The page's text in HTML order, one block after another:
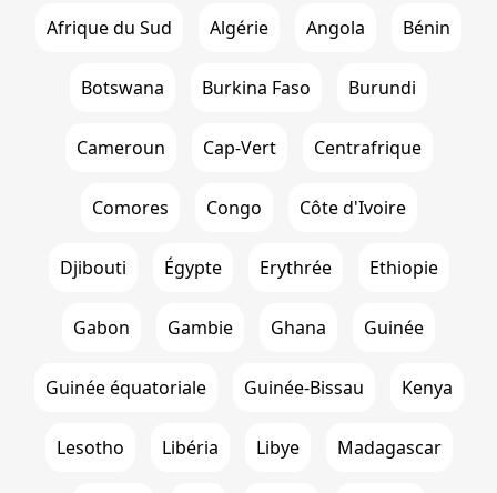
Afrique du Sud Algérie Angola Bénin
Botswana Burkina Faso Burundi
Cameroun Cap-Vert Centrafrique
Comores Congo Côte d'Ivoire
Djibouti Égypte Erythrée Ethiopie
Gabon Gambie Ghana Guinée
Guinée équatoriale Guinée-Bissau Kenya
Lesotho Libéria Libye Madagascar